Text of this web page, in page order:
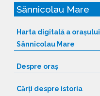
Sânnicolau Mare
Harta digitală a orașului
Sânnicolau Mare
Despre oraș
Cărți despre istoria